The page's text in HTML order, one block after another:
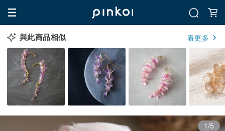
與此商品相似 看更多
1/5